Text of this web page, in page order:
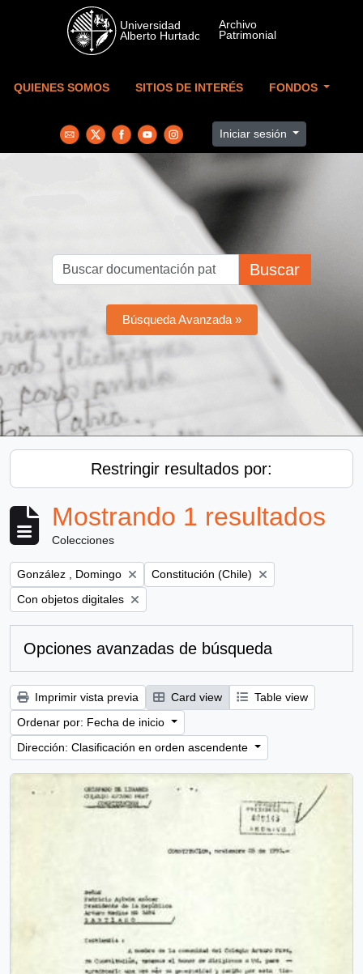
Skip to main content
QUIENES SOMOS SITIOS DE INTERÉS FONDOS
Iniciar sesión
Buscar
Búsqueda Avanzada »
Restringir resultados por:
Mostrando 1 resultados
Colecciones
Remove filter:
González , Domingo Remove filter:
Constitución (Chile)
Remove filter:
Con objetos digitales
Opciones avanzadas de búsqueda
Imprimir vista previa Card view
Table view
Ordenar por: Fecha de inicio
Dirección: Clasificación en orden ascendente